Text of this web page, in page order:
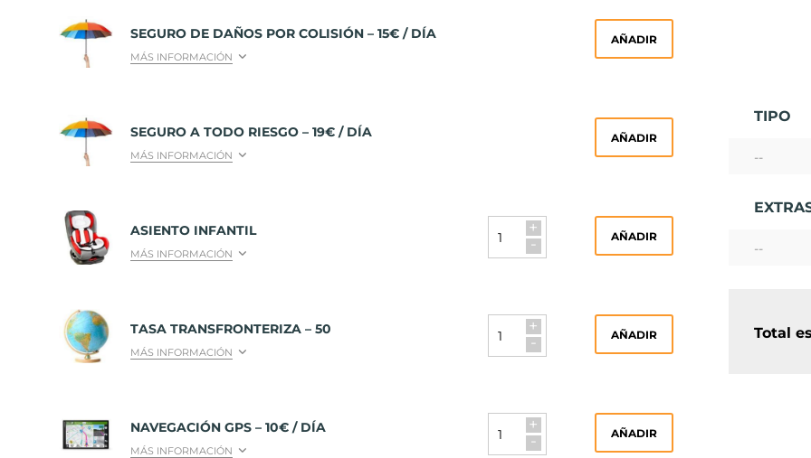
SEGURO DE DAÑOS POR COLISIÓN – 15€ / DÍA
MÁS INFORMACIÓN
AÑADIR
SEGURO A TODO RIESGO – 19€ / DÍA
MÁS INFORMACIÓN
AÑADIR
ASIENTO INFANTIL
MÁS INFORMACIÓN
+
-
AÑADIR
TASA TRANSFRONTERIZA – 50
MÁS INFORMACIÓN
+
-
AÑADIR
NAVEGACIÓN GPS – 10€ / DÍA
MÁS INFORMACIÓN
+
-
AÑADIR
TIPO
--
--
Total